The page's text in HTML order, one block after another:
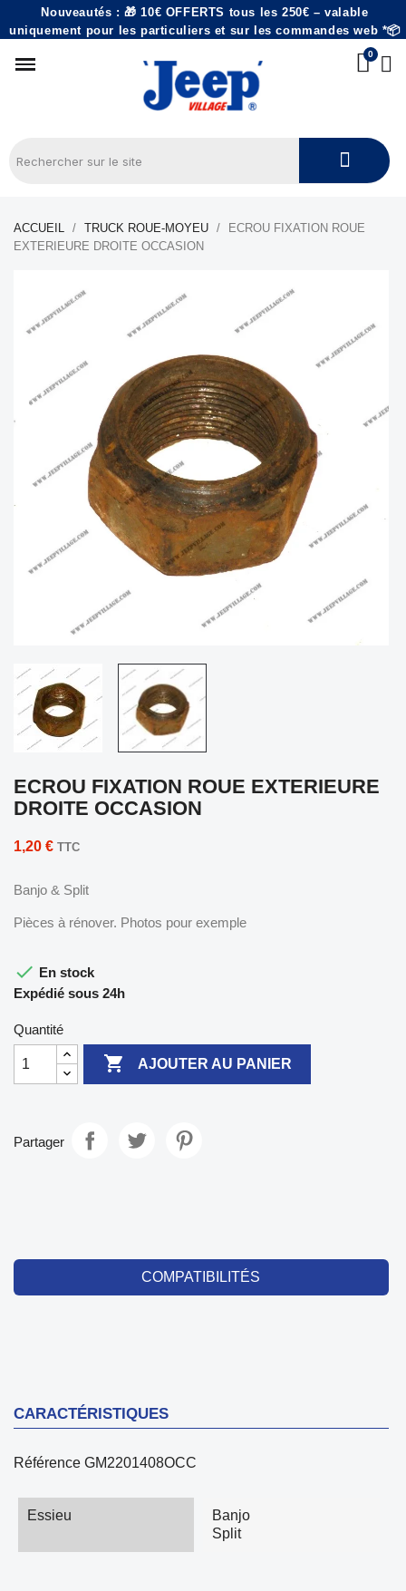
Nouveautés : 🎁 10€ OFFERTS tous les 250€ – valable
uniquement pour les particuliers et sur les commandes web *📦
ACCUEIL TRUCK ROUE-MOYEU
ECROU FIXATION ROUE
EXTERIEURE DROITE OCCASION
ECROU FIXATION ROUE EXTERIEURE
DROITE OCCASION
1,20 € TTC
Banjo & Split
Pièces à rénover. Photos pour exemple
 En stock
Expédié sous 24h
Quantité
 AJOUTER AU PANIER
Partager
COMPATIBILITÉS
CARACTÉRISTIQUES
Référence GM2201408OCC
Essieu
Banjo
Split